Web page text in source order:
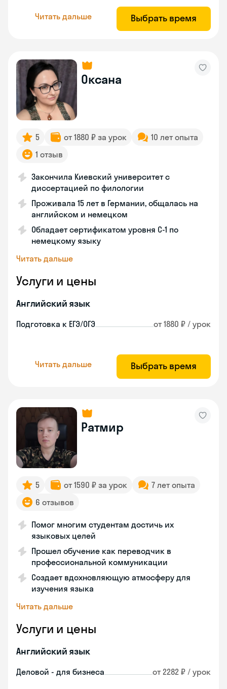
Читать дальше Выбрать время
Оксана
5 от 1880 ₽ за урок
10 лет опыта
1 отзыв
Закончила Киевский университет с
диссертацией по филологии
Проживала 15 лет в Германии, общалась на
английском и немецком
Обладает сертификатом уровня C-1 по
немецкому языку
Читать дальше
Услуги и цены
Английский язык
Подготовка к ЕГЭ/ОГЭ от 1880 ₽ / урок
Читать дальше Выбрать время
Ратмир
5 от 1590 ₽ за урок
7 лет опыта
6 отзывов
Помог многим студентам достичь их
языковых целей
Прошел обучение как переводчик в
профессиональной коммуникации
Создает вдохновляющую атмосферу для
изучения языка
Читать дальше
Услуги и цены
Английский язык
Деловой - для бизнеса от 2282 ₽ / урок